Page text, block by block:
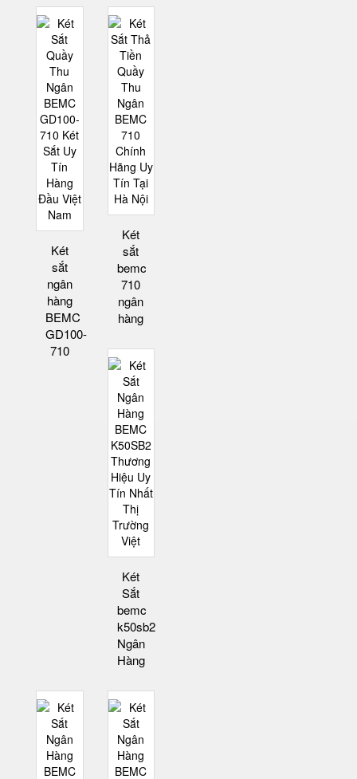
Két
sắt
ngân
hàng
BEMC
GD100-
710
Két
sắt
bemc
710
ngân
hàng
Két
Sắt
bemc
k50sb2
Ngân
Hàng